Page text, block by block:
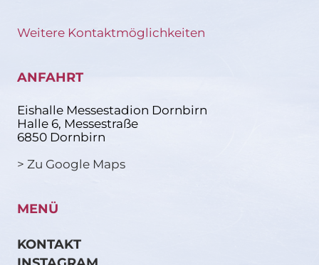
Weitere Kontaktmöglichkeiten
ANFAHRT
Eishalle Messestadion Dornbirn
Halle 6, Messestraße
6850 Dornbirn
> Zu Google Maps
MENÜ
KONTAKT